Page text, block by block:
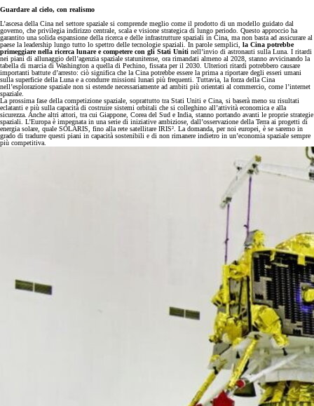
Guardare al cielo, con realismo
L’ascesa della Cina nel settore spaziale si comprende meglio come il prodotto di un modello guidato dal
governo, che privilegia indirizzo centrale, scala e visione strategica di lungo periodo. Questo approccio ha
garantito una solida espansione della ricerca e delle infrastrutture spaziali in Cina, ma non basta ad assicurare al
paese la leadership lungo tutto lo spettro delle tecnologie spaziali. In parole semplici,
la Cina potrebbe
primeggiare nella ricerca lunare e competere con gli Stati Uniti nell’invio di astronauti sulla Luna. I ritardi
nei piani di allunaggio dell’agenzia spaziale statunitense, ora rimandati almeno al 2028, stanno avvicinando la
tabella di marcia di Washington a quella di Pechino, fissata per il 2030. Ulteriori ritardi potrebbero causare
importanti battute d’arresto: ciò significa che la Cina potrebbe essere la prima a riportare degli esseri umani
sulla superficie della Luna e a condurre missioni lunari più frequenti. Tuttavia, la forza della Cina
nell’esplorazione spaziale non si estende necessariamente ad ambiti più orientati al commercio, come l’internet
spaziale.
La prossima fase della competizione spaziale, soprattutto tra Stati Uniti e Cina, si baserà meno su risultati
eclatanti e più sulla capacità di costruire sistemi orbitali che si colleghino all’attività economica e alla
sicurezza. Anche altri attori, tra cui Giappone, Corea del Sud e India, stanno portando avanti le proprie strategie
spaziali. L’Europa è impegnata in una serie di iniziative ambiziose, dall’osservazione della Terra ai progetti di
energia solare, quale SOLARIS, fino alla rete satellitare IRIS². La domanda, per noi europei, è se saremo in
grado di tradurre questi piani in capacità sostenibili e di non rimanere indietro in un’economia spaziale sempre
più competitiva.